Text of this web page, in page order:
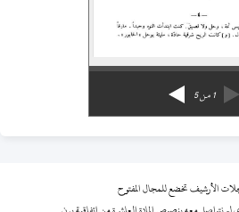
1من5
الأرشيف تخضع للمجال المفتوح